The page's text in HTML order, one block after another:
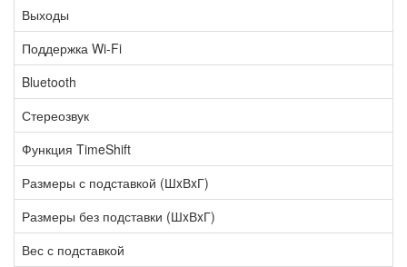
Выходы
Поддержка Wi-Fi
Bluetooth
Стереозвук
Функция TimeShift
Размеры с подставкой (ШxВxГ)
Размеры без подставки (ШxВxГ)
Вес с подставкой